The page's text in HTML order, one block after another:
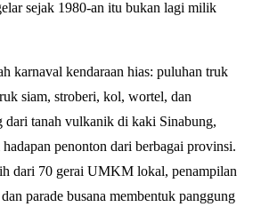
sejak 1980-an itu bukan lagi milik
karnaval kendaraan hias: puluhan truk
siam, stroberi, kol, wortel, dan
dari tanah vulkanik di kaki Sinabung,
penonton dari berbagai provinsi.
dari 70 gerai UMKM lokal, penampilan
parade busana membentuk panggung